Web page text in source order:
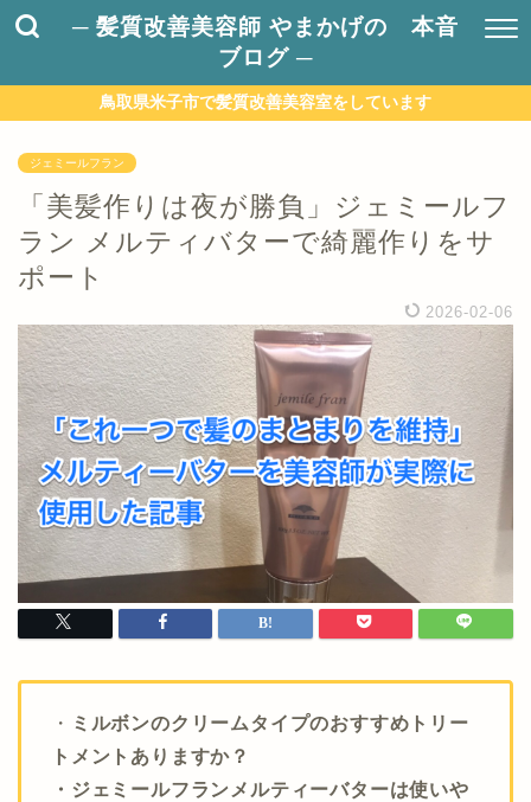
─ 髪質改善美容師 やまかげの 本音
ブログ ─
鳥取県米子市で髪質改善美容室をしています
ジェミールフラン
「美髪作りは夜が勝負」ジェミールフ
ラン メルティバターで綺麗作りをサ
ポート
2026-02-06
・ ミルボンのクリームタイプのおすすめトリー
トメントありますか？
・ジェミールフランメルティーバターは使いや